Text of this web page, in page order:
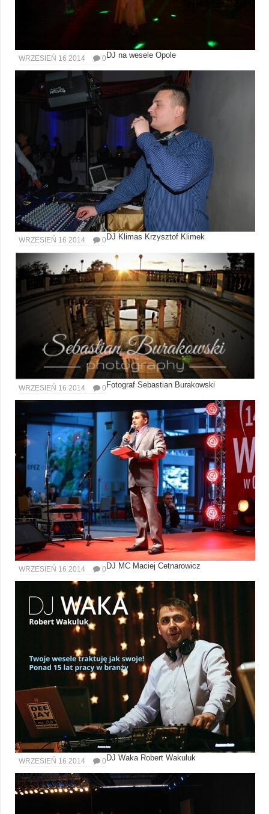
WRZESIEŃ 16 2014 0 DJ na wesele Opole
WRZESIEŃ 16 2014 0 DJ Klimas Krzysztof Klimek
WRZESIEŃ 16 2014 0 Fotograf Sebastian Burakowski
WRZESIEŃ 16 2014 0 DJ MC Maciej Cetnarowicz
WRZESIEŃ 16 2014 0 DJ Waka Robert Wakuluk